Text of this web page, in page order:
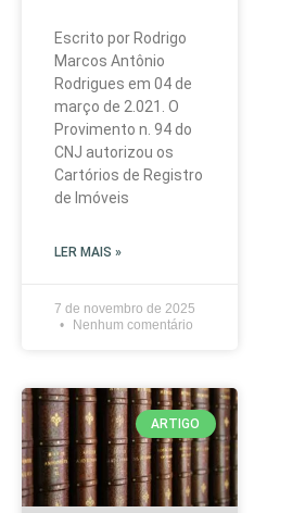
Escrito por Rodrigo
Marcos Antônio
Rodrigues em 04 de
março de 2.021. O
Provimento n. 94 do
CNJ autorizou os
Cartórios de Registro
de Imóveis
LER MAIS »
7 de novembro de 2025
Nenhum comentário
ARTIGO